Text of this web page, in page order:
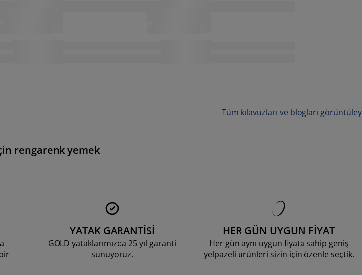
Tüm kılavuzları ve blogları
rengarenk yemek
YATAK GARANTİSİ
GOLD yataklarımızda 25 yıl garanti
sunuyoruz.
HER GÜN UYGUN FİYAT
Her gün aynı uygun fiyata sahip geniş
yelpazeli ürünleri sizin için özenle seçtik.